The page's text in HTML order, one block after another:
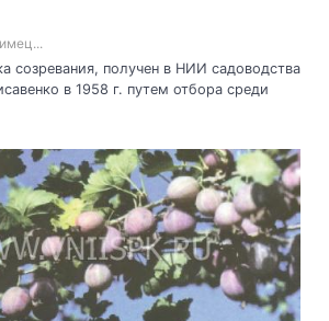
созревания, получен в НИИ садоводства
в 1958 г. путем отбора среди